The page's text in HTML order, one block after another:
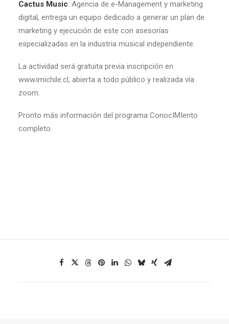
Cactus Music: Agencia de e-Management y marketing
digital, entrega un equipo dedicado a generar un plan de
marketing y ejecución de este con asesorías
especializadas en la industria musical independiente.
La actividad será gratuita previa inscripción en
www.imichile.cl, abierta a todo público y realizada vía
zoom.
Pronto más información del programa ConocIMIento
completo.